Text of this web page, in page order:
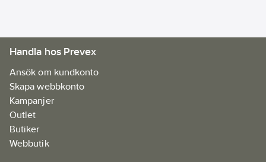
Handla hos Prevex
Ansök om kundkonto
Skapa webbkonto
Kampanjer
Outlet
Butiker
Webbutik